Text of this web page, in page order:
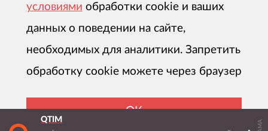
QTIM
условиями обработки cookie и ваших
данных о поведении на сайте,
необходимых для аналитики. Запретить
обработку cookie можете через браузер
ОК